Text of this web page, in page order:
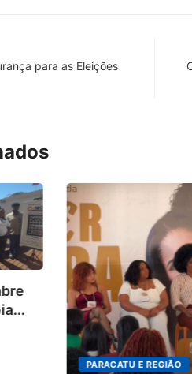
para as Eleições
PARACATU E REGIÃO